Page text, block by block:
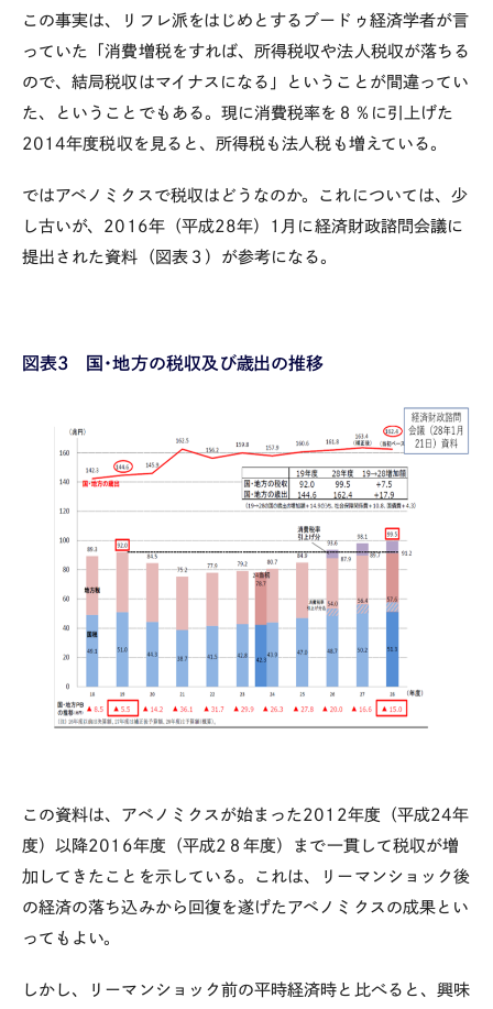
この事実は、リフレ派をはじめとするブードゥ経済学者が言
っていた「消費増税をすれば、所得税収や法人税収が落ちる
ので、結局税収はマイナスになる」ということが間違ってい
た、ということでもある。現に消費税率を８％に引上げた
2014年度税収を見ると、所得税も法人税も増えている。
ではアベノミクスで税収はどうなのか。これについては、少
し古いが、 2016年（平成28年） 1 月に経済財政諮問会議に
提出された資料（図表３）が参考になる。
図表3 国・地方の税収及び歳出の推移
この資料は、アベノミクスが始まった 2012年度（平成24年
度）以降2016年度（平成2 ８年度）まで一貫して税収が増
加してきたことを示している。これは、リーマンショック後
の経済の落ち込みから回復を遂げたアベノミクスの成果とい
ってもよい。
しかし、リーマンショック前の平時経済時と比べると、興味